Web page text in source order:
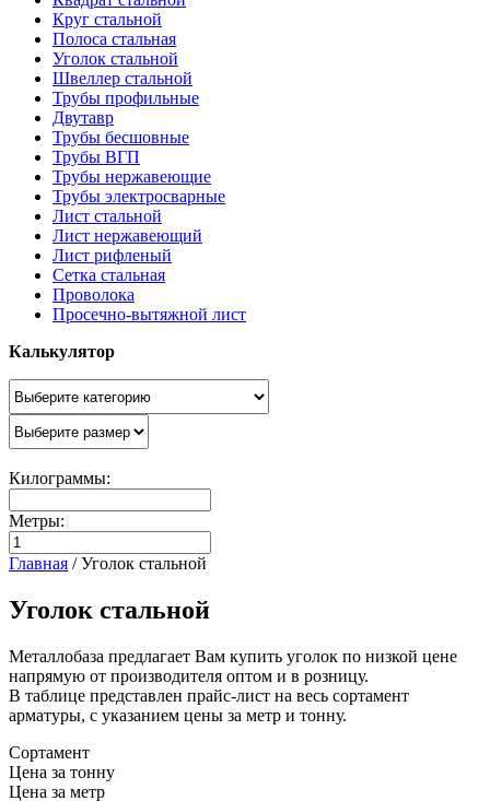
Круг стальной
Полоса стальная
Уголок стальной
Швеллер стальной
Трубы профильные
Двутавр
Трубы бесшовные
Трубы ВГП
Трубы нержавеющие
Трубы электросварные
Лист стальной
Лист нержавеющий
Лист рифленый
Сетка стальная
Проволока
Просечно-вытяжной лист
Калькулятор
Килограммы:
Метры:
Главная /Уголок стальной
Уголок стальной
Металлобаза предлагает Вам купить уголок по низкой цене
напрямую от производителя оптом и в розницу.
В таблице представлен прайс-лист на весь сортамент
арматуры, с указанием цены за метр и тонну.
Сортамент
Цена за тонну
Цена за метр